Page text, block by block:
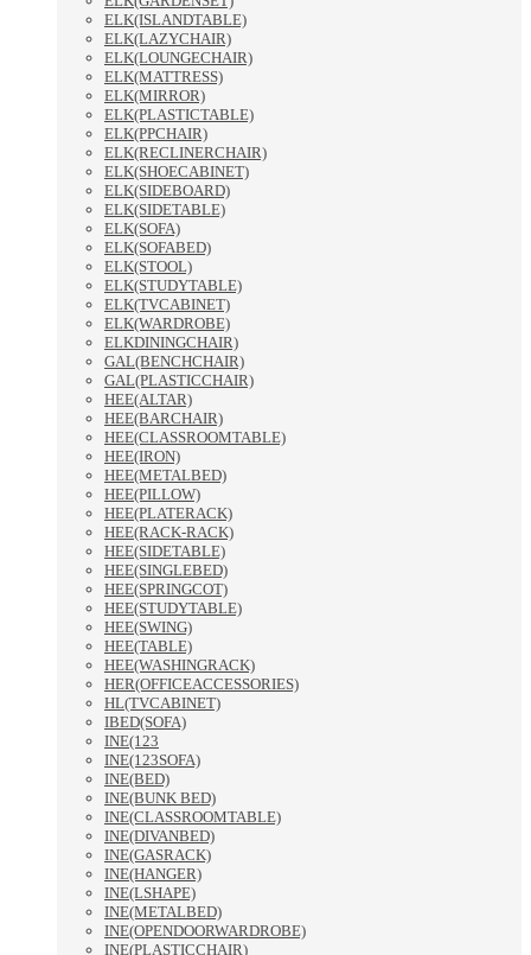
ELK(ISLANDTABLE)
ELK(LAZYCHAIR)
ELK(LOUNGECHAIR)
ELK(MATTRESS)
ELK(MIRROR)
ELK(PLASTICTABLE)
ELK(PPCHAIR)
ELK(RECLINERCHAIR)
ELK(SHOECABINET)
ELK(SIDEBOARD)
ELK(SIDETABLE)
ELK(SOFA)
ELK(SOFABED)
ELK(STOOL)
ELK(STUDYTABLE)
ELK(TVCABINET)
ELK(WARDROBE)
ELKDININGCHAIR)
GAL(BENCHCHAIR)
GAL(PLASTICCHAIR)
HEE(ALTAR)
HEE(BARCHAIR)
HEE(CLASSROOMTABLE)
HEE(IRON)
HEE(METALBED)
HEE(PILLOW)
HEE(PLATERACK)
HEE(RACK-RACK)
HEE(SIDETABLE)
HEE(SINGLEBED)
HEE(SPRINGCOT)
HEE(STUDYTABLE)
HEE(SWING)
HEE(TABLE)
HEE(WASHINGRACK)
HER(OFFICEACCESSORIES)
HL(TVCABINET)
IBED(SOFA)
INE(123
INE(123SOFA)
INE(BED)
INE(BUNK BED)
INE(CLASSROOMTABLE)
INE(DIVANBED)
INE(GASRACK)
INE(HANGER)
INE(LSHAPE)
INE(METALBED)
INE(OPENDOORWARDROBE)
INE(PLASTICCHAIR)